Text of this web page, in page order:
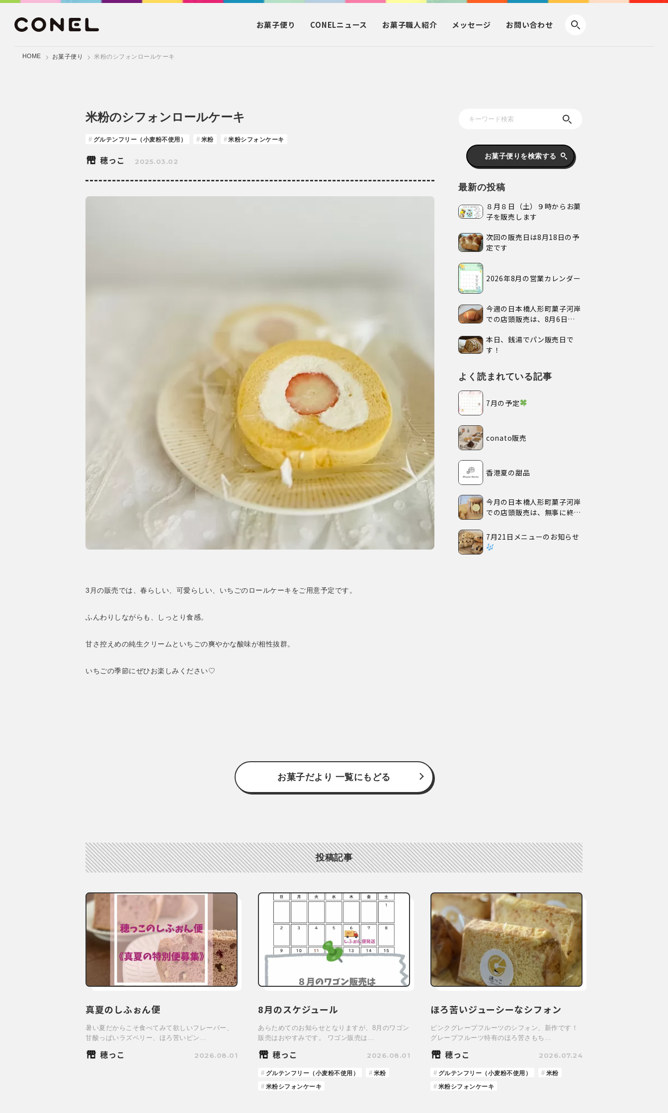
お菓子便り CONELニュース お菓子職人紹介 メッセージ お問い合わせ
HOME お菓子便り 米粉のシフォンロールケーキ
米粉のシフォンロールケーキ
グルテンフリー（小麦粉不使用） 米粉 米粉シフォンケーキ
穂っこ 2025.03.02
3月の販売では、春らしい、可愛らしい、いちごのロールケーキをご用意予定です。
ふんわりしながらも、しっとり食感。
甘さ控えめの純生クリームといちごの爽やかな酸味が相性抜群。
いちごの季節にぜひお楽しみください♡
お菓子だより 一覧にもどる
投稿記事
真夏のしふぉん便
暑い夏だからこそ食べてみて欲しいフレーバー、
甘酸っぱいラズベリー、ほろ苦いピン…
穂っこ 2026.08.01
8月のスケジュール
あらためてのお知らせとなりますが、8月のワゴン
販売はおやすみです。 ワゴン販売は…
穂っこ 2026.08.01
グルテンフリー（小麦粉不使用）
米粉
米粉シフォンケーキ
ほろ苦いジューシーなシフォン
ピンクグレープフルーツのシフォン、新作です！
グレープフルーツ特有のほろ苦さもち…
穂っこ 2026.07.24
グルテンフリー（小麦粉不使用）
米粉
米粉シフォンケーキ
お菓子便りを検索する
最新の投稿
８月８日（土）９時からお菓
子を販売します
次回の販売日は8月18日の予
定です
2026年8月の営業カレンダー
今週の日本橋人形町菓子河岸
での店頭販売は、8月6日
す。
本日、銭湯でパン販売日で
す！
よく読まれている記事
7月の予定
conato販売
香港夏の甜品
今月の日本橋人形町菓子河岸
での店頭販売は、無事に終了
7月21日メニューのお知らせ